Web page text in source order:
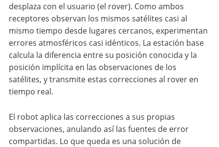
desplaza con el usuario (el rover). Como ambos
receptores observan los mismos satélites casi al
mismo tiempo desde lugares cercanos, experimentan
errores atmosféricos casi idénticos. La estación base
calcula la diferencia entre su posición conocida y la
posición implícita en las observaciones de los
satélites, y transmite estas correcciones al rover en
tiempo real.
El robot aplica las correcciones a sus propias
observaciones, anulando así las fuentes de error
compartidas. Lo que queda es una solución de